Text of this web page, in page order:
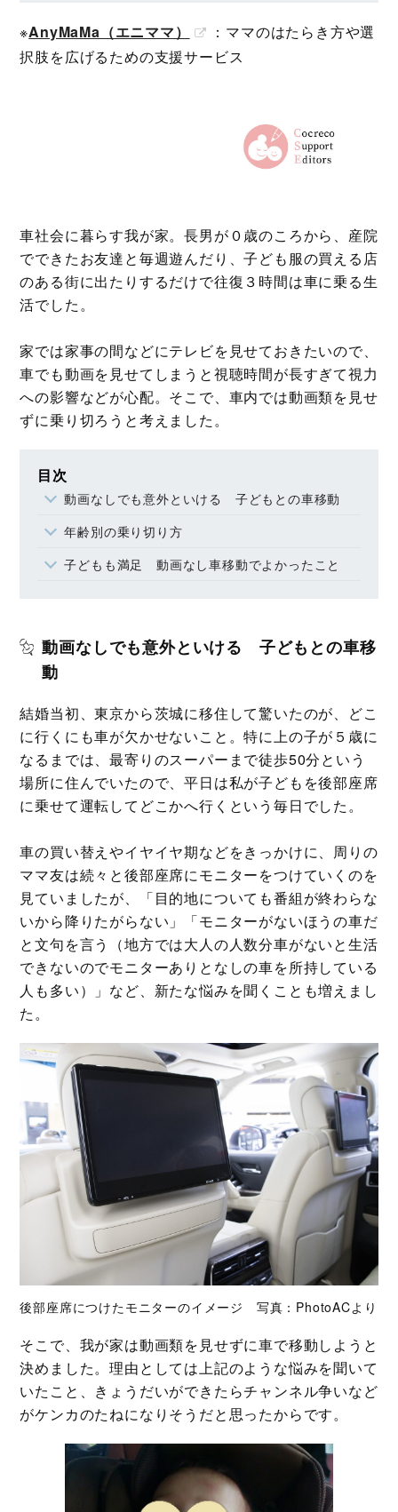
※AnyMaMa（エニママ）
：ママのはたらき方や選
択肢を広げるための支援サービス
車社会に暮らす我が家。長男が０歳のころから、産院
でできたお友達と毎週遊んだり、子ども服の買える店
のある街に出たりするだけで往復３時間は車に乗る生
活でした。
家では家事の間などにテレビを見せておきたいので、
車でも動画を見せてしまうと視聴時間が長すぎて視力
への影響などが心配。そこで、車内では動画類を見せ
ずに乗り切ろうと考えました。
目次
動画なしでも意外といける 子どもとの車移動
年齢別の乗り切り方
子どもも満足 動画なし車移動でよかったこと
動画なしでも意外といける 子どもとの車移
動
結婚当初、東京から茨城に移住して驚いたのが、どこ
に行くにも車が欠かせないこと。特に上の子が５歳に
なるまでは、最寄りのスーパーまで徒歩50分という
場所に住んでいたので、平日は私が子どもを後部座席
に乗せて運転してどこかへ行くという毎日でした。
車の買い替えやイヤイヤ期などをきっかけに、周りの
ママ友は続々と後部座席にモニターをつけていくのを
見ていましたが、「目的地についても番組が終わらな
いから降りたがらない」「モニターがないほうの車だ
と文句を言う（地方では大人の人数分車がないと生活
できないのでモニターありとなしの車を所持している
人も多い）」など、新たな悩みを聞くことも増えまし
た。
後部座席につけたモニターのイメージ 写真：PhotoACより
そこで、我が家は動画類を見せずに車で移動しようと
決めました。理由としては上記のような悩みを聞いて
いたこと、きょうだいができたらチャンネル争いなど
がケンカのたねになりそうだと思ったからです。